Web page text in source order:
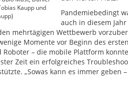
Kaupp und
Pandemiebedingt
auch in diesem
mehrtägigen Wettbewerb
Momente vor Beginn des
– die mobile Plattform
Zeit ein erfolgreiches
„Sowas kann es immer